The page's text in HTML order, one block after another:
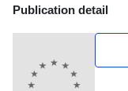
Publication
Publication detail